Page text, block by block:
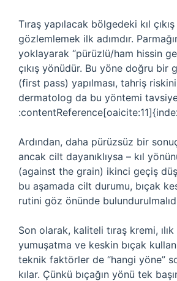
Tıraş yapılacak bölgedeki kıl
gözlemlemek ilk adımdır.
yoklayarak “pürüzlü/ham hissin
çıkış yönüdür. Bu yöne doğru bir
(first pass) yapılması, tahriş
dermatolog da bu yöntemi
Ardından, daha pürüzsüz bir
ancak cilt dayanıklıysa – kıl
(against the grain) ikinci geçiş
bu aşamada cilt durumu, bıçak
rutini göz önünde
Son olarak, kaliteli tıraş kremi,
yumuşatma ve keskin bıçak
teknik faktörler de “hangi yöne”
kılar. Çünkü bıçağın yönü tek